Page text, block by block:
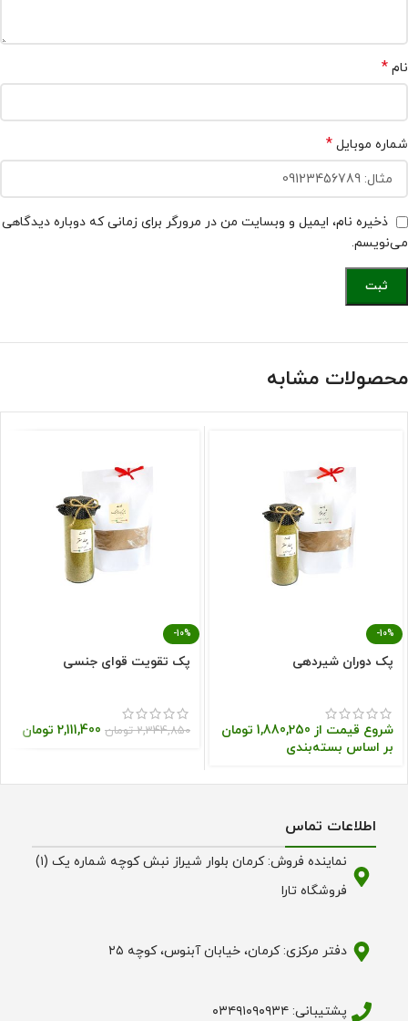
نام *
شماره موبایل *
ذخیره نام، ایمیل و وبسایت من در مرورگر برای زمانی که دوباره دیدگاهی
می‌نویسم.
محصولات مشابه
-10%
پک دوران شیردهی
شروع قیمت از 1,880,250 تومان
بر اساس بسته‌بندی
-10%
پک تقویت قوای جنسی
2,344,850 تومان 2,111,400 تومان
اطلاعات تماس
نماینده فروش: کرمان بلوار شیراز نبش کوچه شماره یک (۱)
فروشگاه تارا
دفتر مرکزی: کرمان، خیابان آبنوس، کوچه ۲۵
پشتیبانی: ۰۳۴۹۱۰۹۰۹۳۴